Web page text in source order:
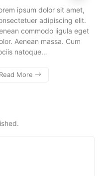
ipsum dolor sit amet,
adipiscing elit.
commodo ligula eget
Aenean massa. Cum
natoque…
Read More